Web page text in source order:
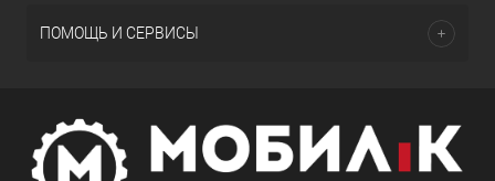
ПОМОЩЬ И СЕРВИСЫ